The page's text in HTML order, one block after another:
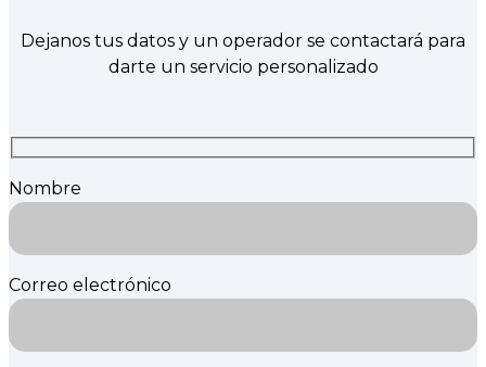
Dejanos tus datos y un operador se contactará para
darte un servicio personalizado
Nombre
Correo electrónico